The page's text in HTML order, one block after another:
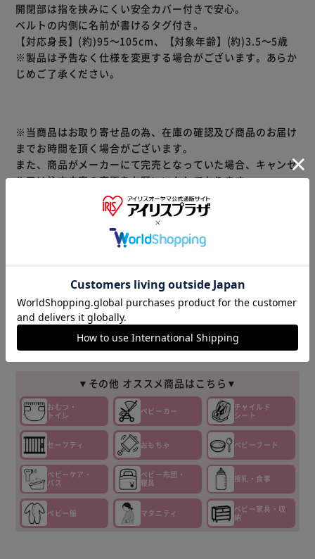
開閉部は指を挟みにくい安全カバー付きで安心。
ベルトの内側に名前が書けるタグ付き。
【対応身長】(約)95～105cm、【対象年齢】(約)3.5～5歳
※製品は予告なく仕様を変更する場合がございます。あらか
じめご了承ください。
※当商品はお取り寄せ品の為、在庫の確認及び商品のお届け
までお時間を頂く場合がございます。
また、商品がメーカーにて完売となっていた場合、キャンセ
ル又は注文内容の変更をお願いいたしております。
予めご了承くださいますようお願いいたします。
商品はアイリスプラザがセレクトしたオススメ商品です。
▼その他 オススメ商品はこちら▼
おむつ・
トイレ
ベビーカー
チャイルド
シート
セーフティ おもちゃ ベビーフード
ベビーケア・
バス
ベビー布団・
寝具
授乳・食事
ベビー服 マタニティ
ベビー家具・収
納